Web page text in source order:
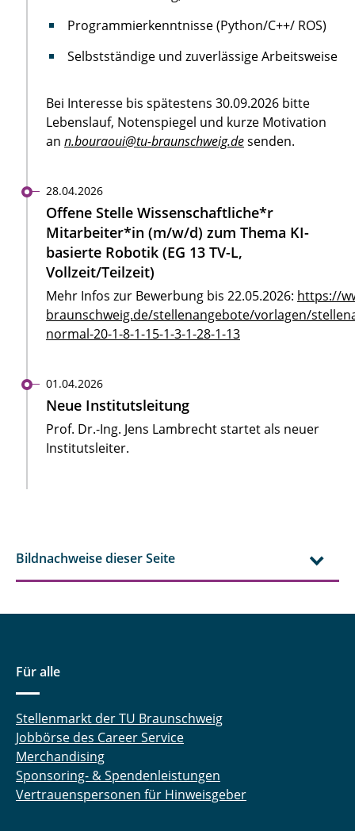
Programmierkenntnisse (Python/C++/ ROS)
Selbstständige und zuverlässige Arbeitsweise
Bei Interesse bis spätestens 30.09.2026 bitte
Lebenslauf, Notenspiegel und kurze Motivation
an n.bouraoui@tu-braunschweig.desenden.
28.04.2026
Offene Stelle Wissenschaftliche*r
Mitarbeiter*in (m/w/d) zum Thema KI-
basierte Robotik (EG 13 TV-L,
Vollzeit/Teilzeit)
Mehr Infos zur Bewerbung bis 22.05.2026: https://
braunschweig.de/stellenangebote/vorlagen/
normal-20-1-8-1-15-1-3-1-28-1-13
01.04.2026
Neue Institutsleitung
Prof. Dr.-Ing. Jens Lambrecht startet als neuer
Institutsleiter.
Bildnachweise dieser Seite
Für alle
Stellenmarkt der TU Braunschweig
Jobbörse des Career Service
Merchandising
Sponsoring- & Spendenleistungen
Vertrauenspersonen für Hinweisgeber